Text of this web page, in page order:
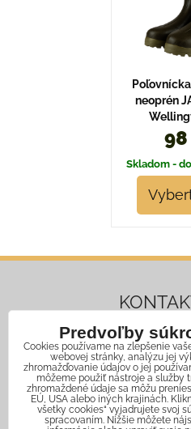
neoprén
Skladom -
Mobil: +421
Email:
Predvoľby
Cookies používame na zlepšenie
webovej stránky, analýzu jej
zhromažďovanie údajov o jej
môžeme použiť nástroje a služby
zhromaždené údaje sa môžu
EÚ, USA alebo iných krajinách.
všetky cookies“ vyjadrujete svoj
spracovaním. Nižšie môžete